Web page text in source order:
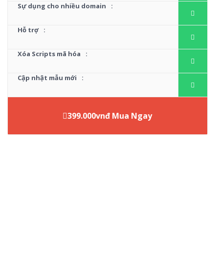
Sự dụng cho nhiều domain :
Hỗ trợ :
Xóa Scripts mã hóa :
Cập nhật mẫu mới :
399.000vnđ Mua Ngay